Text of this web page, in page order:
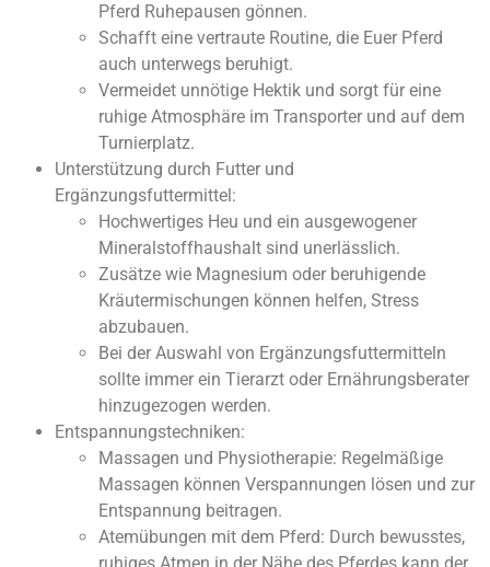
Pferd Ruhepausen gönnen.
Schafft eine vertraute Routine, die Euer Pferd
auch unterwegs beruhigt.
Vermeidet unnötige Hektik und sorgt für eine
ruhige Atmosphäre im Transporter und auf dem
Turnierplatz.
Unterstützung durch Futter und
Ergänzungsfuttermittel:
Hochwertiges Heu und ein ausgewogener
Mineralstoffhaushalt sind unerlässlich.
Zusätze wie Magnesium oder beruhigende
Kräutermischungen können helfen, Stress
abzubauen.
Bei der Auswahl von Ergänzungsfuttermitteln
sollte immer ein Tierarzt oder Ernährungsberater
hinzugezogen werden.
Entspannungstechniken:
Massagen und Physiotherapie: Regelmäßige
Massagen können Verspannungen lösen und zur
Entspannung beitragen.
Atemübungen mit dem Pferd: Durch bewusstes,